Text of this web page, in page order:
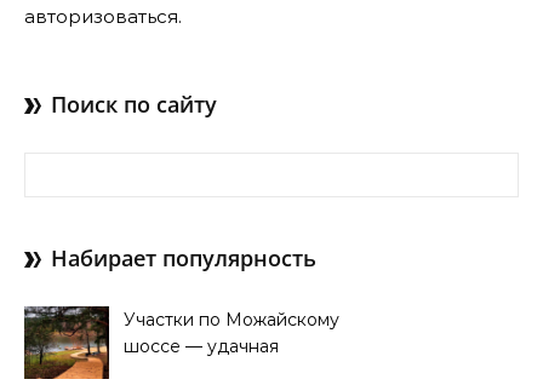
авторизоваться.
Поиск по сайту
Набирает популярность
Участки по Можайскому
шоссе — удачная